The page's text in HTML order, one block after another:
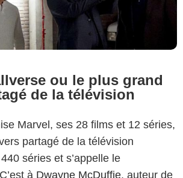
ou le plus grand
de la télévision
Marvel, ses 28 films et 12 séries,
partagé de la télévision
séries et s’appelle le
à Dwayne McDuffie, auteur de